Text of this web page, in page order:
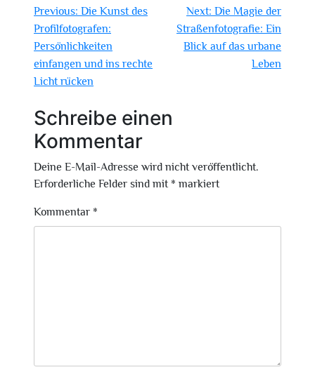
Beitragsnavigation
Previous: Die Kunst des
Profilfotografen:
Persönlichkeiten
einfangen und ins rechte
Licht rücken
Next: Die Magie der
Straßenfotografie: Ein
Blick auf das urbane
Leben
Schreibe einen
Kommentar
Deine E-Mail-Adresse wird nicht veröffentlicht.
Erforderliche Felder sind mit * markiert
Kommentar *